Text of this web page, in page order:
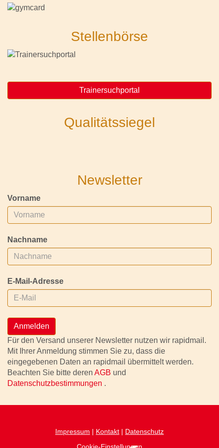
Stellenbörse
Trainersuchportal
Qualitätssiegel
Newsletter
Vorname
Nachname
E-Mail-Adresse
Anmelden
Für den Versand unserer Newsletter nutzen wir rapidmail.
Mit Ihrer Anmeldung stimmen Sie zu, dass die
eingegebenen Daten an rapidmail übermittelt werden.
Beachten Sie bitte deren AGB und
Datenschutzbestimmungen .
Impressum | Kontakt | Datenschutz
Cookie-Einstellungen